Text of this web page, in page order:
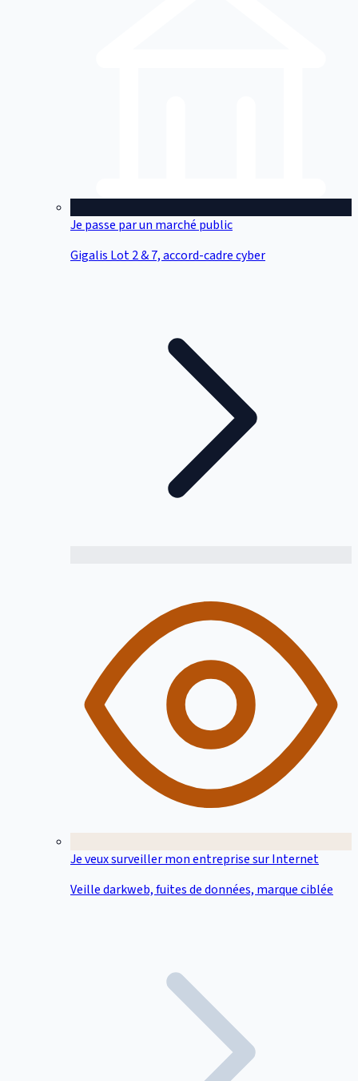
Je passe par un marché public
Gigalis Lot 2 & 7, accord-cadre cyber
Je veux surveiller mon entreprise sur Internet
Veille darkweb, fuites de données, marque ciblée